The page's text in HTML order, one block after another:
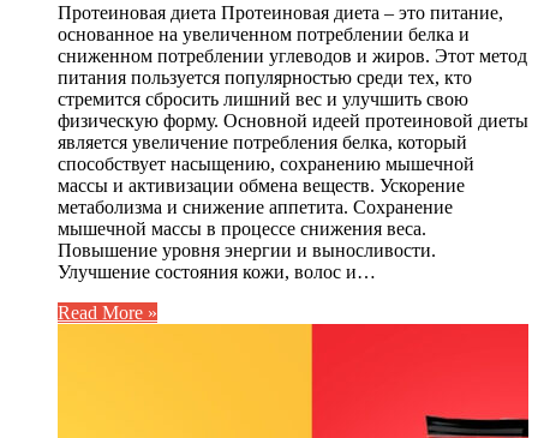
Протеиновая диета Протеиновая диета – это питание,
основанное на увеличенном потреблении белка и
сниженном потреблении углеводов и жиров. Этот метод
питания пользуется популярностью среди тех, кто
стремится сбросить лишний вес и улучшить свою
физическую форму. Основной идеей протеиновой диеты
является увеличение потребления белка, который
способствует насыщению, сохранению мышечной
массы и активизации обмена веществ. Ускорение
метаболизма и снижение аппетита. Сохранение
мышечной массы в процессе снижения веса.
Повышение уровня энергии и выносливости.
Улучшение состояния кожи, волос и…
Read More »